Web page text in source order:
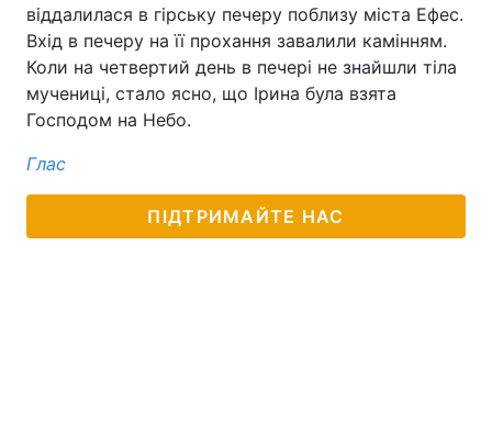
віддалилася в гірську печеру поблизу міста Ефес.
Вхід в печеру на її прохання завалили камінням.
Коли на четвертий день в печері не знайшли тіла
мучениці, стало ясно, що Ірина була взята
Господом на Небо.
Глас
ПІДТРИМАЙТЕ НАС